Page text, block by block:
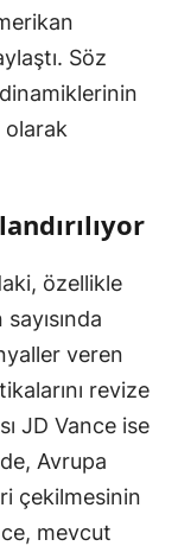
Söz
özellikle
veren
revize
JD Vance ise
Avrupa
çekilmesinin
mevcut